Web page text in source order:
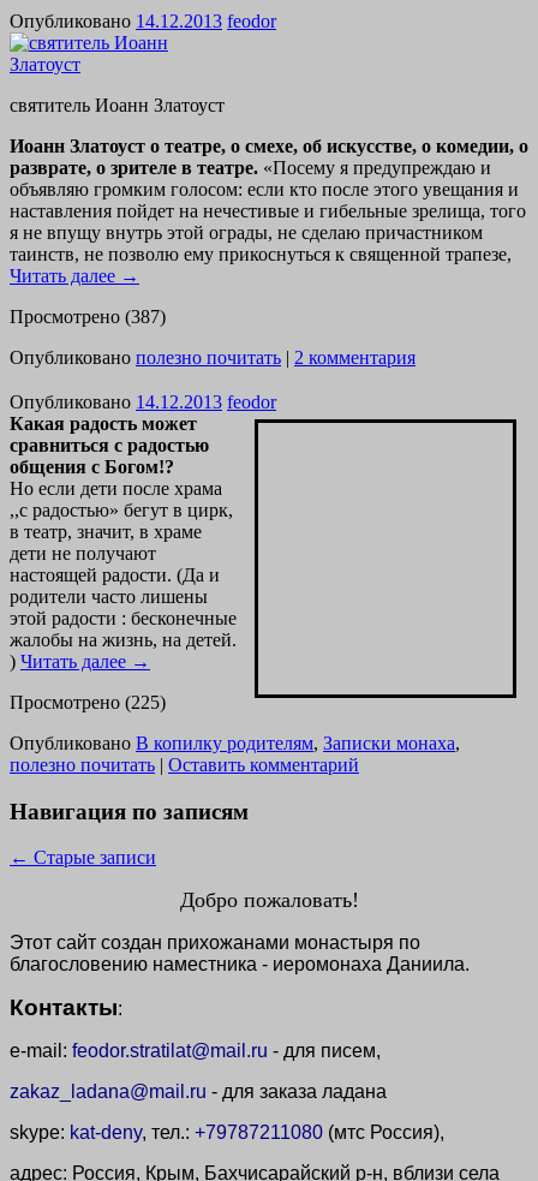
Опубликовано 14.12.2013 feodor
святитель Иоанн Златоуст
Иоанн Златоуст о театре, о смехе, об искусстве, о комедии, о
разврате, о зрителе в театре. «Посему я предупреждаю и
объявляю громким голосом: если кто после этого увещания и
наставления пойдет на нечестивые и гибельные зрелища, того
я не впущу внутрь этой ограды, не сделаю причастником
таинств, не позволю ему прикоснуться к священной трапезе,
Читать далее →
Просмотрено (387)
Опубликовано полезно почитать | 2 комментария
Опубликовано 14.12.2013 feodor
Какая радость может
сравниться с радостью
общения с Богом!?
Но если дети после храма
,,с радостью» бегут в цирк,
в театр, значит, в храме
дети не получают
настоящей радости. (Да и
родители часто лишены
этой радости : бесконечные
жалобы на жизнь, на детей.
) Читать далее →
Просмотрено (225)
Опубликовано В копилку родителям, Записки монаха,
полезно почитать | Оставить комментарий
Навигация по записям
← Старые записи
Добро пожаловать!
Этот сайт создан прихожанами монастыря по
благословению наместника - иеромонаха Даниила.
Контакты:
e-mail: feodor.stratilat@mail.ru - для писем,
zakaz_ladana@mail.ru - для заказа ладана
skype: kat-deny, тел.: +79787211080 (мтс Россия),
адрес: Россия, Крым, Бахчисарайский р-н, вблизи села